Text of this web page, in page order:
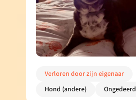
Verloren door zijn eigenaar
Hond (andere)
Ongedeerd